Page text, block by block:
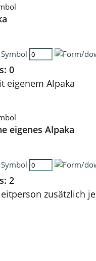
0
eigenem Alpaka
eigenes Alpaka
2
zusätzlich